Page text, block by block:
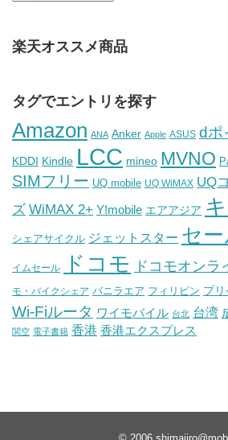
楽天オススメ商品
タグでエントリを探す
Amazon ANA Anker Apple ASUS dポ
KDDI Kindle LCC mineo MVNO
SIMフリー UQ mobile UQ WiMAX UQ
ズ WiMAX 2+ Y!mobile エアアジア
シェアサイクル ジェットスター セ
イムセール ドコモ ドコモオン
モ・バイクシェア バニラエア フィリピン プリ
Wi-Fiルータ ワイモバイル 台北 台湾
関空 電子書籍 香港 香港エクスプレス